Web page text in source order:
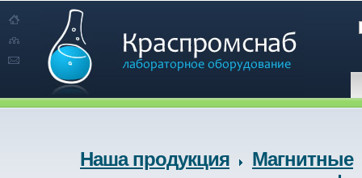
Наша продукция
Магнитные